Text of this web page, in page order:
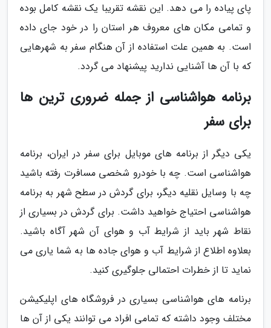
پای پیاده را می دهد. این نقشه تقریبا یک نقشه کامل بوده
و تمامی مکان های معروف هر استان را در خود جای داده
است. به همین علت استفاده از آن هنگام سفر به شهرهایی
که با آن ها آشنایی ندارید پیشنهاد می گردد.
برنامه هواشناسی از جمله ضروری ترین ها
برای سفر
یکی دیگر از برنامه های موبایل برای سفر در ایران، برنامه
هواشناسی است. چه با خودرو شخصی مسافرت رفته باشید
چه با وسایل نقلیه دیگر، برای گردش در سطح شهر به برنامه
هواشناسی احتیاج خواهید داشت. برای گردش در بسیاری از
نقاط شهر باید از شرایط آب و هوای آن شهر آگاه باشید.
بعلاوه اطلاع از شرایط آب و هوای جاده ها به شما یاری می
نماید تا از خطرات احتمالی جلوگیری کنید.
برنامه های هواشناسی بسیاری در فروشگاه های اپلیکیشن
مختلف وجود داشته که تمامی افراد می توانند یکی از آن ها